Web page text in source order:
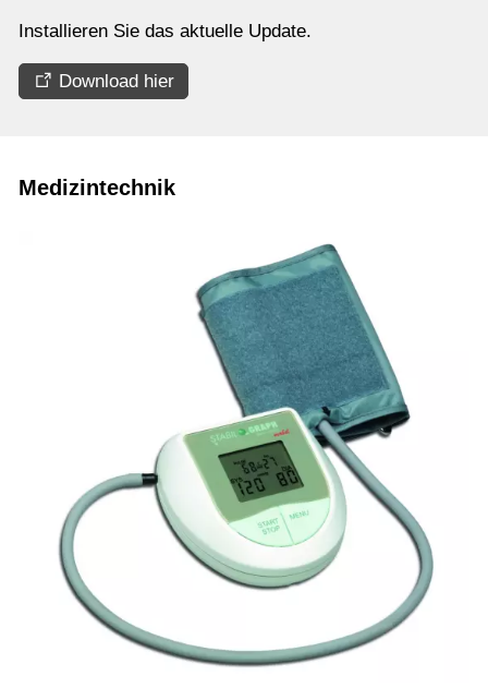
Installieren Sie das aktuelle Update.
Download hier
Medizintechnik